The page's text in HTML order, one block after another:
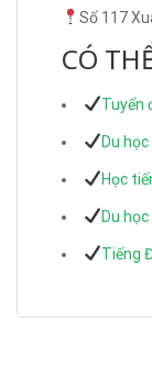
Số 117
CÓ
Tuyển
Du
Học
Du
Tiếng